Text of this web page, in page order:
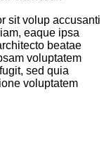
sit volup accusanti
eaque ipsa
beatae
voluptatem
sed quia
voluptatem